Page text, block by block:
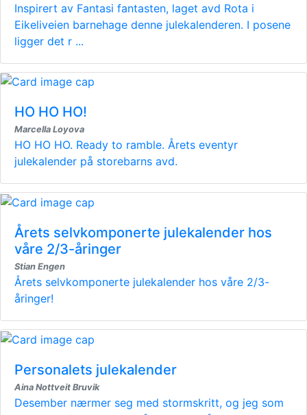
Inspirert av Fantasi fantasten, laget avd Rota i
Eikeliveien barnehage denne julekalenderen. I posene
ligger det r ...
HO HO HO!
Marcella Loyova
HO HO HO. Ready to ramble. Årets eventyr
julekalender på storebarns avd.
Årets selvkomponerte julekalender hos
våre 2/3-åringer
Stian Engen
Årets selvkomponerte julekalender hos våre 2/3-
åringer!
Personalets julekalender
Aina Nottveit Bruvik
Desember nærmer seg med stormskritt, og jeg som